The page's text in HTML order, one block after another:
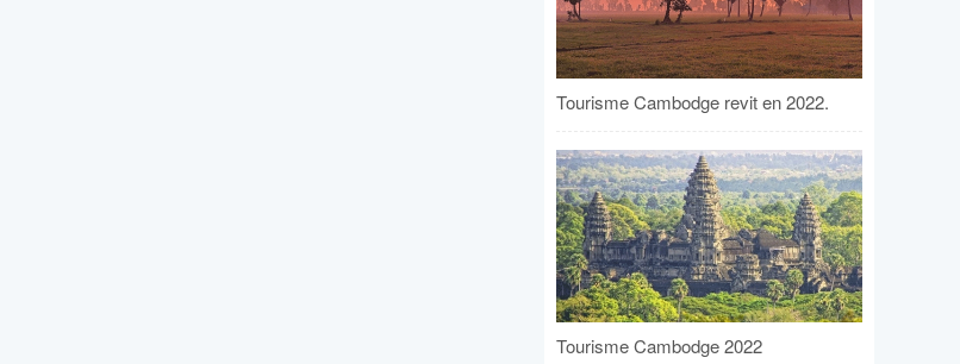
Tourisme Cambodge revit en 2022.
Tourisme Cambodge 2022